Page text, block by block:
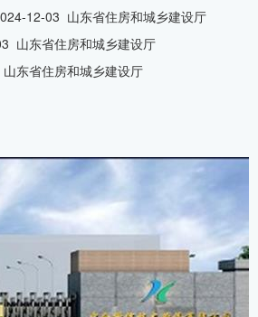
12-03 山东省住房和城乡建设厅
山东省住房和城乡建设厅
东省住房和城乡建设厅